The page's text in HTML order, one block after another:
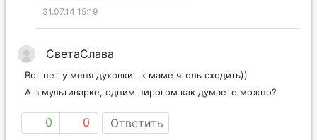
31.07.14 15:19
СветаСлава
Вот нет у меня духовки…к маме чтоль сходить))
А в мультиварке, одним пирогом как думаете можно?
0 0 Ответить